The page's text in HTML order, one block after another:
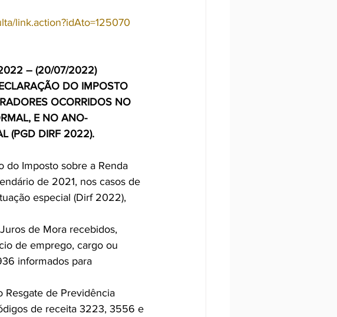
link.action?idAto=125070
2022 – (20/07/2022)
DO IMPOSTO
OCORRIDOS NO
E NO ANO-
(PGD DIRF 2022).
do Imposto sobre a Renda
de 2021, nos casos de
especial (Dirf 2022),
de Mora recebidos,
de emprego, cargo ou
informados para
Resgate de Previdência
de receita 3223, 3556 e